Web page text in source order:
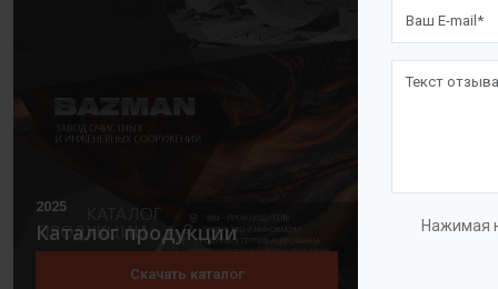
Нажимая
2025
Каталог продукции
Скачать каталог
В
системы
Смена